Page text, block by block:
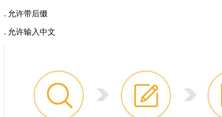
. 允许带后缀
. 允许输入中文